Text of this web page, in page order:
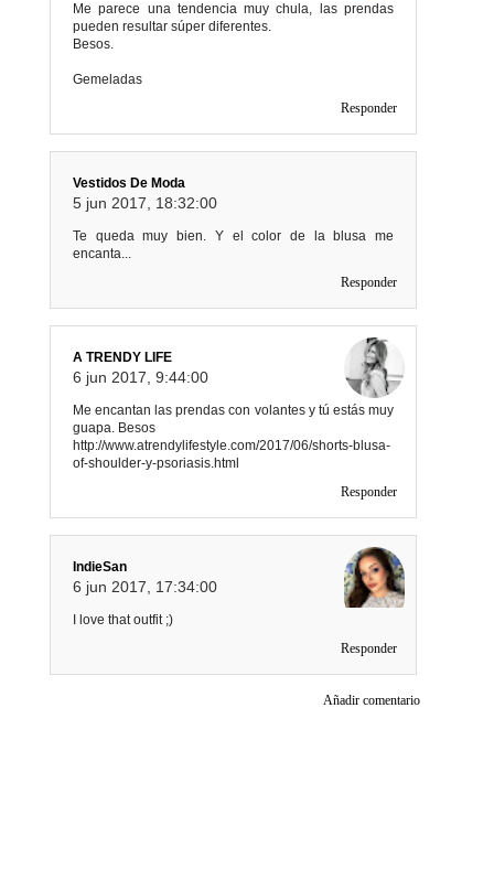
Me parece una tendencia muy chula, las prendas
pueden resultar súper diferentes.
Besos.
Gemeladas
Responder
Vestidos De Moda
5 jun 2017, 18:32:00
Te queda muy bien. Y el color de la blusa me
encanta...
Responder
A TRENDY LIFE
6 jun 2017, 9:44:00
Me encantan las prendas con volantes y tú estás muy
guapa. Besos
http://www.atrendylifestyle.com/2017/06/shorts-blusa-
of-shoulder-y-psoriasis.html
Responder
IndieSan
6 jun 2017, 17:34:00
I love that outfit ;)
Responder
Añadir comentario